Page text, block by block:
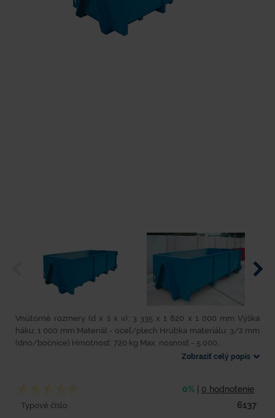
Vnútorné rozmery (d x š x v): 3 335 x 1 820 x 1 000 mm Výška
háku: 1 000 mm Materiál - oceľ/plech Hrúbka materiálu: 3/2 mm
(dno/bočnice) Hmotnosť: 720 kg Max. nosnosť - 5 000...
Zobraziť celý popis
0% 0 hodnotenie
Typové číslo 6137